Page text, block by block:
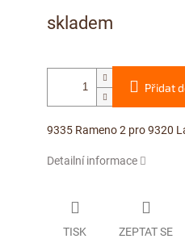
cena:
skladem
Přidat
9335 Rameno 2 pro 9320
Detailní informace
TISK ZEPTAT SE